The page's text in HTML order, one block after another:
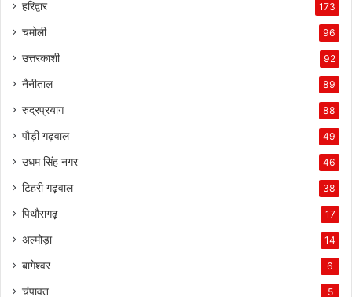
हरिद्वार 173
चमोली 96
उत्तरकाशी 92
नैनीताल 89
रुद्रप्रयाग 88
पौड़ी गढ़वाल 49
उधम सिंह नगर 46
टिहरी गढ़वाल 38
पिथौरागढ़ 17
अल्मोड़ा 14
बागेश्वर 6
चंपावत 5